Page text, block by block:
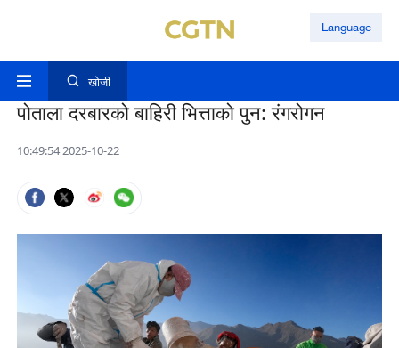
Language
खोजी
पोताला दरबारको बाहिरी भित्ताको पुन: रंगरोगन
10:49:54 2025-10-22